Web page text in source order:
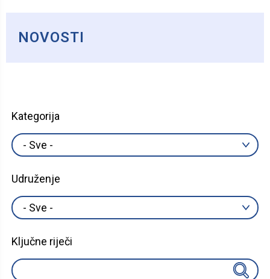
NOVOSTI
Kategorija
Udruženje
Ključne riječi